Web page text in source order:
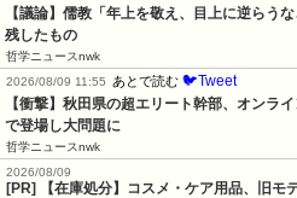
【議論】儒教「年上を敬え、目上に逆らう
残したもの
哲学ニュースnwk
2026/08/09 11:55
あとで読む 🐦Tweet
【衝撃】秋田県の超エリート幹部、オンラ
で登場し大問題に
哲学ニュースnwk
2026/08/09
[PR] 【在庫処分】コスメ・ケア用品、旧モ